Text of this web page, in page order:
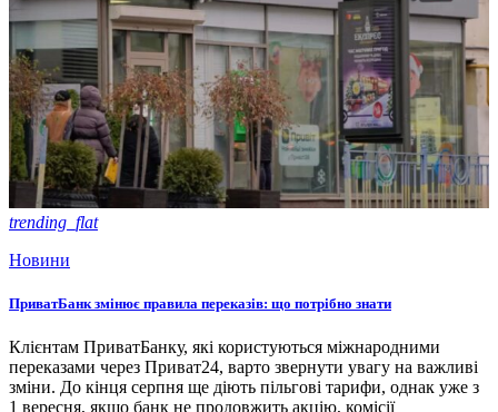
trending_flat
Новини
ПриватБанк змінює правила переказів: що потрібно знати
Клієнтам ПриватБанку, які користуються міжнародними
переказами через Приват24, варто звернути увагу на важливі
зміни. До кінця серпня ще діють пільгові тарифи, однак уже з
1 вересня, якщо банк не продовжить акцію, комісії